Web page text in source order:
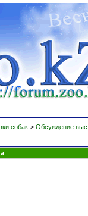
собак > Обсуждение